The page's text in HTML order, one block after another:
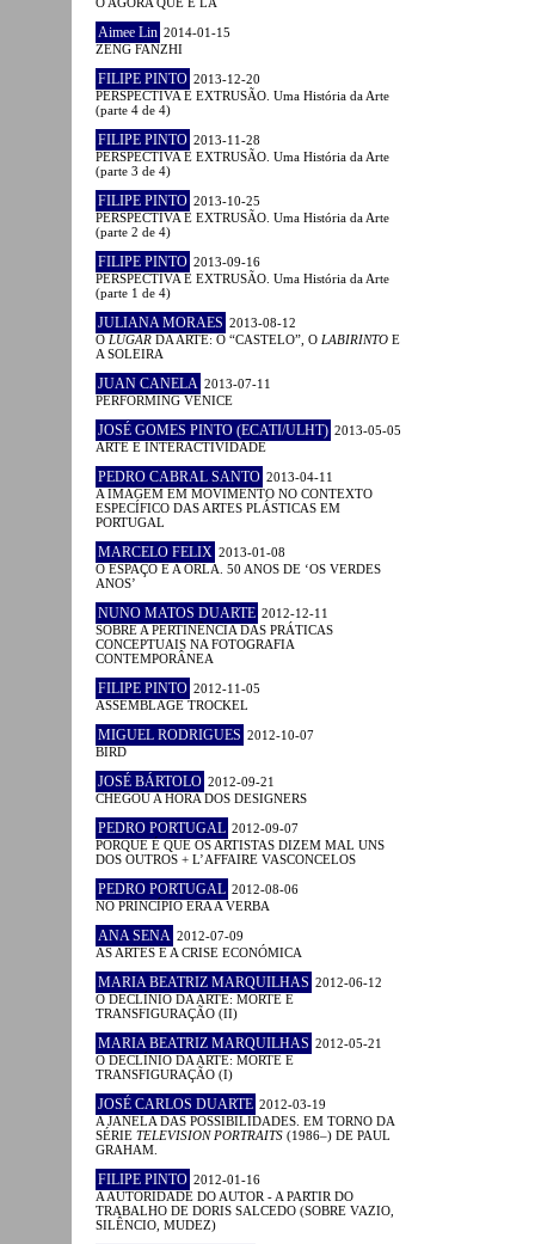
Aimee Lin 2014-01-15
ZENG FANZHI
FILIPE PINTO 2013-12-20
PERSPECTIVA E EXTRUSÃO. Uma História da Arte
(parte 4 de 4)
FILIPE PINTO 2013-11-28
PERSPECTIVA E EXTRUSÃO. Uma História da Arte
(parte 3 de 4)
FILIPE PINTO 2013-10-25
PERSPECTIVA E EXTRUSÃO. Uma História da Arte
(parte 2 de 4)
FILIPE PINTO 2013-09-16
PERSPECTIVA E EXTRUSÃO. Uma História da Arte
(parte 1 de 4)
JULIANA MORAES 2013-08-12
O LUGAR DA ARTE: O “CASTELO”, O LABIRINTO E
A SOLEIRA
JUAN CANELA 2013-07-11
PERFORMING VENICE
JOSÉ GOMES PINTO (ECATI/ULHT) 2013-05-05
ARTE E INTERACTIVIDADE
PEDRO CABRAL SANTO 2013-04-11
A IMAGEM EM MOVIMENTO NO CONTEXTO
ESPECÍFICO DAS ARTES PLÁSTICAS EM
PORTUGAL
MARCELO FELIX 2013-01-08
O ESPAÇO E A ORLA. 50 ANOS DE ‘OS VERDES
ANOS’
NUNO MATOS DUARTE 2012-12-11
SOBRE A PERTINÊNCIA DAS PRÁTICAS
CONCEPTUAIS NA FOTOGRAFIA
CONTEMPORÂNEA
FILIPE PINTO 2012-11-05
ASSEMBLAGE TROCKEL
MIGUEL RODRIGUES 2012-10-07
BIRD
JOSÉ BÁRTOLO 2012-09-21
CHEGOU A HORA DOS DESIGNERS
PEDRO PORTUGAL 2012-09-07
PORQUE É QUE OS ARTISTAS DIZEM MAL UNS
DOS OUTROS + L’AFFAIRE VASCONCELOS
PEDRO PORTUGAL 2012-08-06
NO PRINCÍPIO ERA A VERBA
ANA SENA 2012-07-09
AS ARTES E A CRISE ECONÓMICA
MARIA BEATRIZ MARQUILHAS 2012-06-12
O DECLÍNIO DA ARTE: MORTE E
TRANSFIGURAÇÃO (II)
MARIA BEATRIZ MARQUILHAS 2012-05-21
O DECLÍNIO DA ARTE: MORTE E
TRANSFIGURAÇÃO (I)
JOSÉ CARLOS DUARTE 2012-03-19
A JANELA DAS POSSIBILIDADES. EM TORNO DA
SÉRIE TELEVISION PORTRAITS (1986–) DE PAUL
GRAHAM.
FILIPE PINTO 2012-01-16
A AUTORIDADE DO AUTOR - A PARTIR DO
TRABALHO DE DORIS SALCEDO (SOBRE VAZIO,
SILÊNCIO, MUDEZ)